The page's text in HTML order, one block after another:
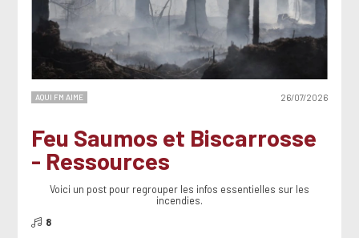
AQUI FM AIME 26/07/2026
Feu Saumos et Biscarrosse
- Ressources
Voici un post pour regrouper les infos essentielles sur les
incendies.
8